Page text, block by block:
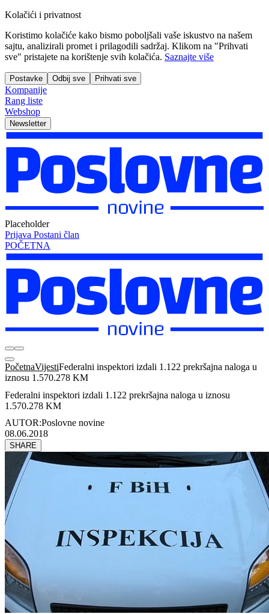
Kolačići i privatnost
Koristimo kolačiće kako bismo poboljšali vaše iskustvo na našem
sajtu, analizirali promet i prilagodili sadržaj. Klikom na "Prihvati
sve" pristajete na korištenje svih kolačića. Saznajte više
Postavke Odbij sve Prihvati sve
Kompanije
Rang liste
Webshop
Newsletter
Placeholder
Prijava Postani član
POČETNA
PočetnaVijestiFederalni inspektori izdali 1.122 prekršajna naloga u
iznosu 1.570.278 KM
Federalni inspektori izdali 1.122 prekršajna naloga u iznosu
1.570.278 KM
AUTOR:Poslovne novine
08.06.2018
SHARE